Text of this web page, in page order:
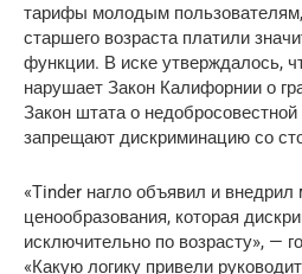
тарифы молодым
старшего возраста платили
функции. В иске утверждалось,
нарушает Закон Калифорнии о
Закон штата о
запрещают дискриминацию со
«Tinder нагло объявил и
ценообразования, которая
исключительно по возрасту», —
«Какую логику привели